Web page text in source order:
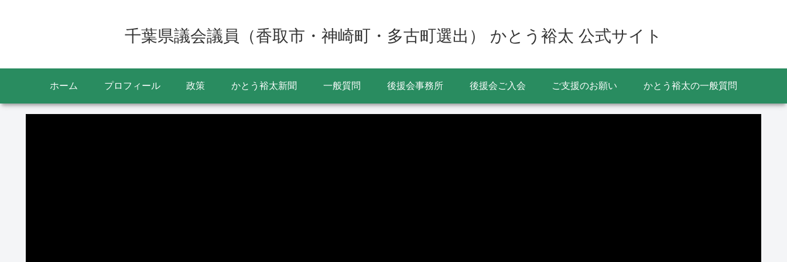
千葉県議会議員（香取市・神崎町・多古町選出） かとう裕太 公式サイト
ホーム プロフィール 政策 かとう裕太新聞 一般質問 後援会事務所 後援会ご入会 ご支援のお願い かとう裕太の一般質問